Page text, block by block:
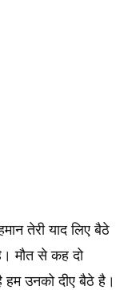
तेरी याद लिए बैठे
मौत से कह दो
उनको दीए बैठे है।